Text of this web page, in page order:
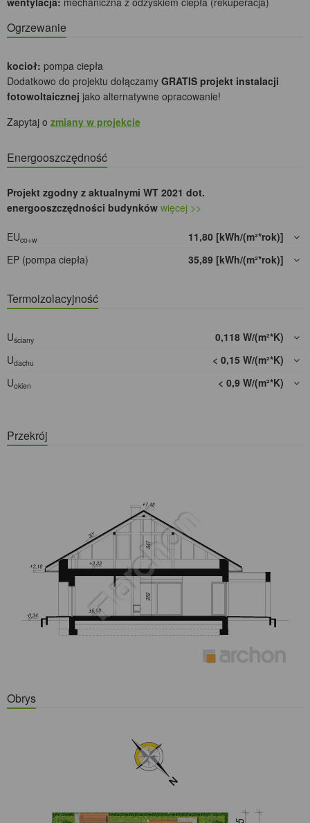
Ogrzewanie
kocioł: pompa ciepła
Dodatkowo do projektu dołączamy GRATIS projekt instalacji
fotowoltaicznej jako alternatywne opracowanie!
Zapytaj o zmiany w projekcie
Energooszczędność
Projekt zgodny z aktualnymi WT 2021 dot.
energooszczędności budynków więcej >>
EUco+w
11,80 [kWh/(m²*rok)]
EP (pompa ciepła)
35,89 [kWh/(m²*rok)]
Termoizolacyjność
Uściany
0,118 W/(m²*K)
Udachu
< 0,15 W/(m²*K)
Uokien < 0,9 W/(m²*K)
Przekrój
Obrys